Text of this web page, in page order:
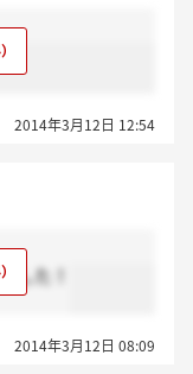
2014年3月12日 12:54
した！
2014年3月12日 08:09